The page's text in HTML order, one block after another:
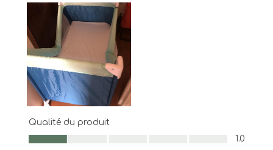
Qualité du produit
Qualité du produit, 1.0 sur 5
1.0